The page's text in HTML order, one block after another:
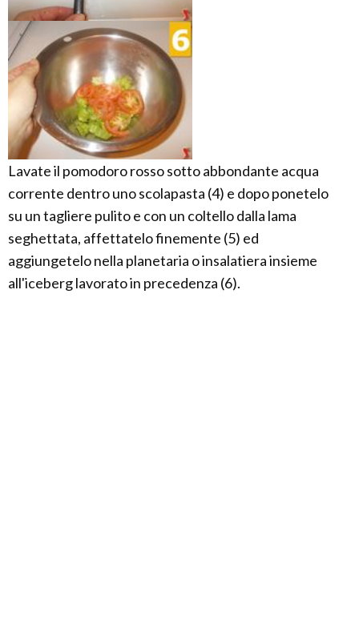
Lavate il pomodoro rosso sotto abbondante acqua
corrente dentro uno scolapasta (4) e dopo ponetelo
su un tagliere pulito e con un coltello dalla lama
seghettata, affettatelo finemente (5) ed
aggiungetelo nella planetaria o insalatiera insieme
all'iceberg lavorato in precedenza (6).